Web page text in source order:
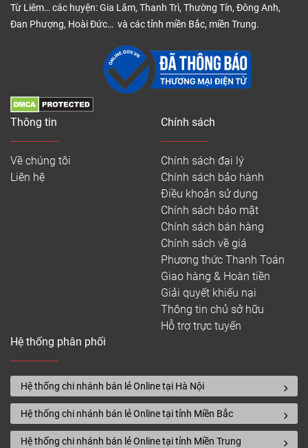
Từ Liêm… các huyện: Gia Lâm, Thanh Trì, Thường Tín, Đông Anh,
Đan Phượng, Hoài Đức… và các tỉnh miền Bắc, miền Trung.
Thông tin
Về chúng tôi
Liên hệ
Chính sách
Chính sách đại lý
Chính sách bảo hành
Điều khoản sử dụng
Chính sách bảo mật
Chính sách bán hàng
Chính sách về giá
Phương thức Thanh Toán
Giao hàng & Hoàn tiền
Giải quyết khiếu nại
Thông tin chủ sở hữu
Hỗ trợ trực tuyến
Hệ thống phân phối
Hệ thống chi nhánh bán lẻ Online tại Hà Nội
Hệ thống chi nhánh bán lẻ Online tại tỉnh Miền Bắc
Hệ thống chi nhánh bán lẻ Online tại tỉnh Miền Trung